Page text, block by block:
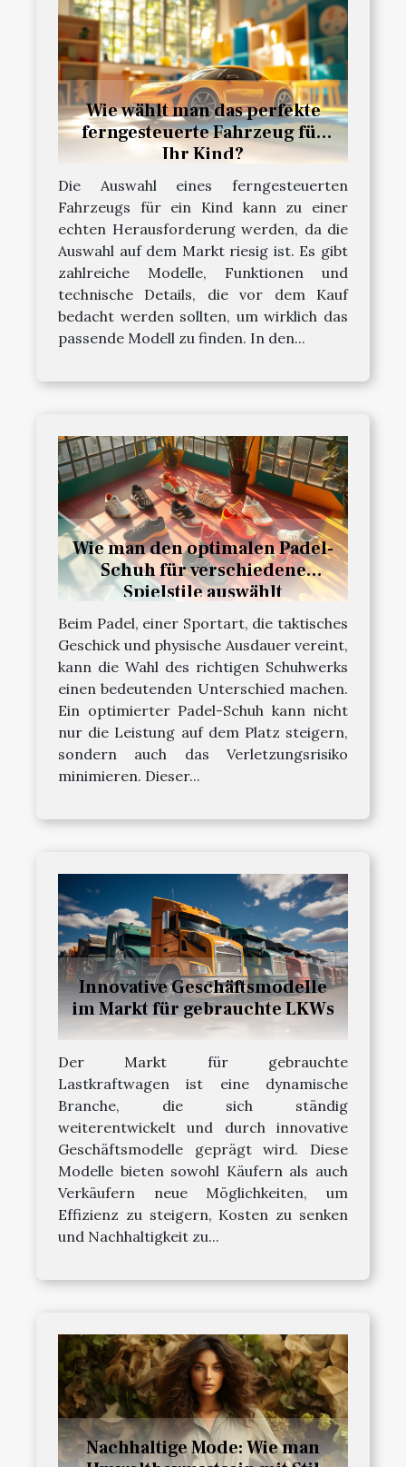
Wie wählt man das perfekte
ferngesteuerte Fahrzeug für
Ihr Kind?
Die Auswahl eines ferngesteuerten
Fahrzeugs für ein Kind kann zu einer
echten Herausforderung werden, da die
Auswahl auf dem Markt riesig ist. Es gibt
zahlreiche Modelle, Funktionen und
technische Details, die vor dem Kauf
bedacht werden sollten, um wirklich das
passende Modell zu finden. In den...
Wie man den optimalen Padel-
Schuh für verschiedene
Spielstile auswählt
Beim Padel, einer Sportart, die taktisches
Geschick und physische Ausdauer vereint,
kann die Wahl des richtigen Schuhwerks
einen bedeutenden Unterschied machen.
Ein optimierter Padel-Schuh kann nicht
nur die Leistung auf dem Platz steigern,
sondern auch das Verletzungsrisiko
minimieren. Dieser...
Innovative Geschäftsmodelle
im Markt für gebrauchte LKWs
Der Markt für gebrauchte
Lastkraftwagen ist eine dynamische
Branche, die sich ständig
weiterentwickelt und durch innovative
Geschäftsmodelle geprägt wird. Diese
Modelle bieten sowohl Käufern als auch
Verkäufern neue Möglichkeiten, um
Effizienz zu steigern, Kosten zu senken
und Nachhaltigkeit zu...
Nachhaltige Mode: Wie man